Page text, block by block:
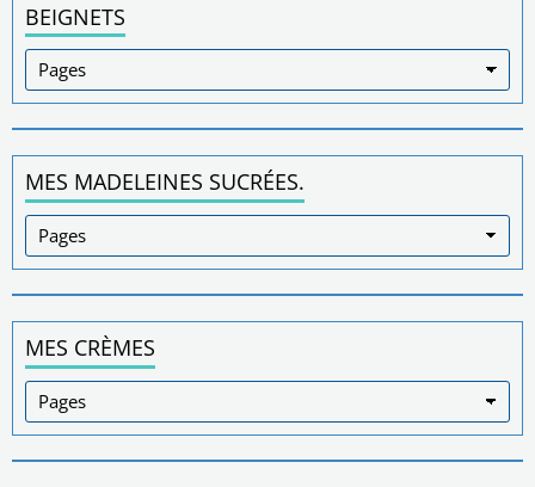
BEIGNETS
MES MADELEINES SUCRÉES.
MES CRÈMES